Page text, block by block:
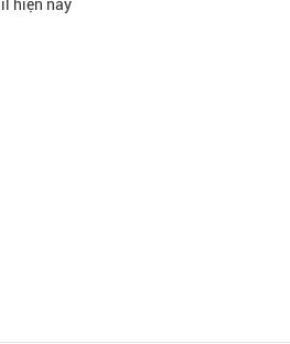
hiện nay